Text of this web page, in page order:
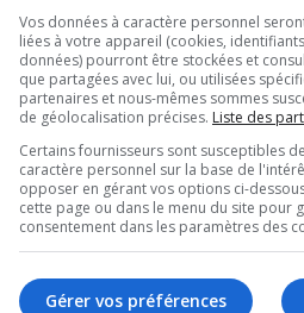
de semaine au rythme de la
vendredi à dimanche, citons les
Cortese & Bert
partageront l’affiche avec une
traditionnelle est bien vivante.
la Bretagne et du Québec
Vos données à caractère personnel
liées à votre appareil (cookies,
données) pourront être stockées et
que partagées avec lui, ou utilisées
partenaires et nous-mêmes sommes
de géolocalisation précises. Liste des
Certains fournisseurs sont susceptibles
caractère personnel sur la base de
opposer en gérant vos options ci-
cette page ou dans le menu du site pour
consentement dans les paramètres des
Gérer vos préférences